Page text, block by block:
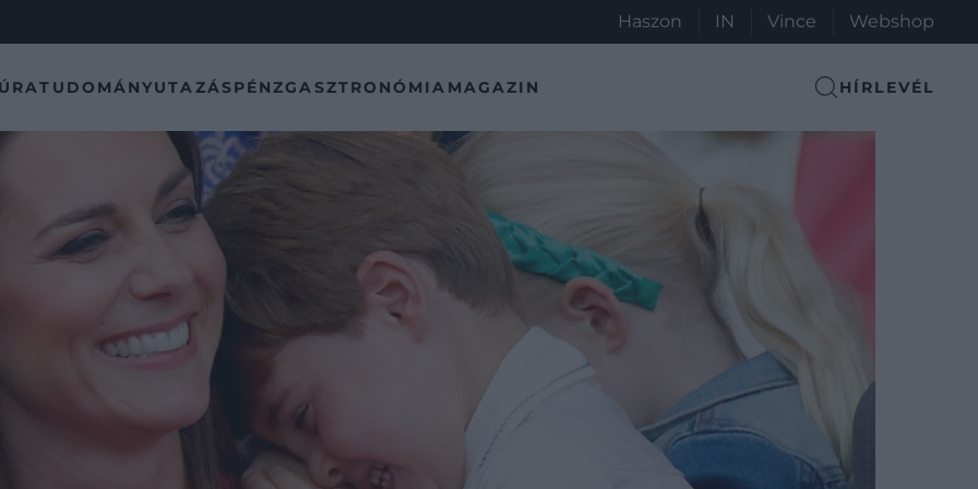
Haszon IN Vince Webshop
TUDOMÁNYUTAZÁSPÉNZGASZTRONÓMIA MAGAZIN HÍRLEVÉL